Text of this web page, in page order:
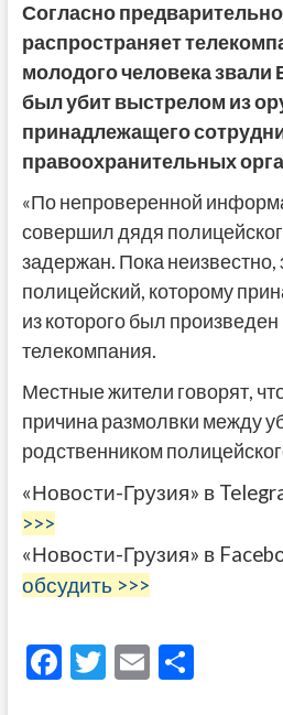
Согласно
распространяет
молодого человека звали
был убит выстрелом из
принадлежащего
правоохранительных
«По непроверенной
совершил дядя
задержан. Пока
полицейский, которому
из которого был
телекомпания.
Местные жители говорят,
причина размолвки между
родственником
«Новости-Грузия» в
>>>
«Новости-Грузия» в
обсудить >>>
F T E О